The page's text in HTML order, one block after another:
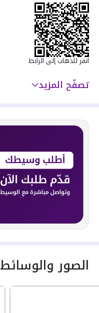
انقر للذهاب إلى الرابط
تصفّح المزيد
الصور والوسائط